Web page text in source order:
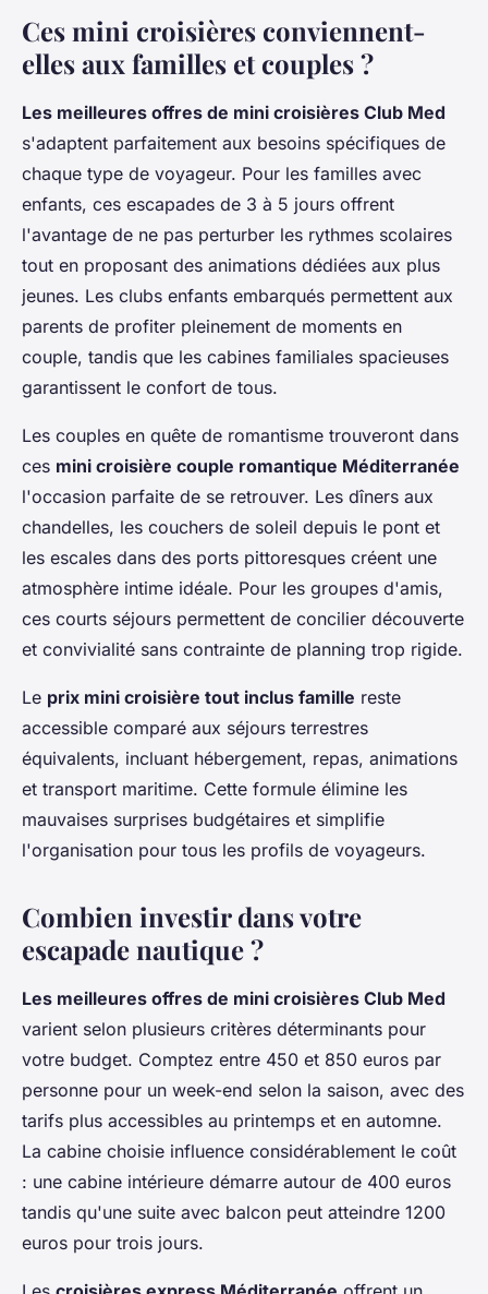
Ces mini croisières conviennent-
elles aux familles et couples ?
Les meilleures offres de mini croisières Club Med
s'adaptent parfaitement aux besoins spécifiques de
chaque type de voyageur. Pour les familles avec
enfants, ces escapades de 3 à 5 jours offrent
l'avantage de ne pas perturber les rythmes scolaires
tout en proposant des animations dédiées aux plus
jeunes. Les clubs enfants embarqués permettent aux
parents de profiter pleinement de moments en
couple, tandis que les cabines familiales spacieuses
garantissent le confort de tous.
Les couples en quête de romantisme trouveront dans
ces mini croisière couple romantique Méditerranée
l'occasion parfaite de se retrouver. Les dîners aux
chandelles, les couchers de soleil depuis le pont et
les escales dans des ports pittoresques créent une
atmosphère intime idéale. Pour les groupes d'amis,
ces courts séjours permettent de concilier découverte
et convivialité sans contrainte de planning trop rigide.
Le prix mini croisière tout inclus famille reste
accessible comparé aux séjours terrestres
équivalents, incluant hébergement, repas, animations
et transport maritime. Cette formule élimine les
mauvaises surprises budgétaires et simplifie
l'organisation pour tous les profils de voyageurs.
Combien investir dans votre
escapade nautique ?
Les meilleures offres de mini croisières Club Med
varient selon plusieurs critères déterminants pour
votre budget. Comptez entre 450 et 850 euros par
personne pour un week-end selon la saison, avec des
tarifs plus accessibles au printemps et en automne.
La cabine choisie influence considérablement le coût
: une cabine intérieure démarre autour de 400 euros
tandis qu'une suite avec balcon peut atteindre 1200
euros pour trois jours.